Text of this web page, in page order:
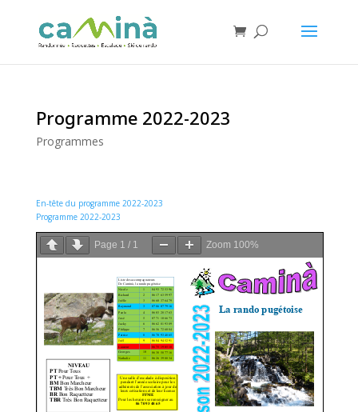
Programme 2022-2023
Programmes
En-tête du programme 2022-2023
Programme 2022-2023
Page 1 / 1 Zoom 100%